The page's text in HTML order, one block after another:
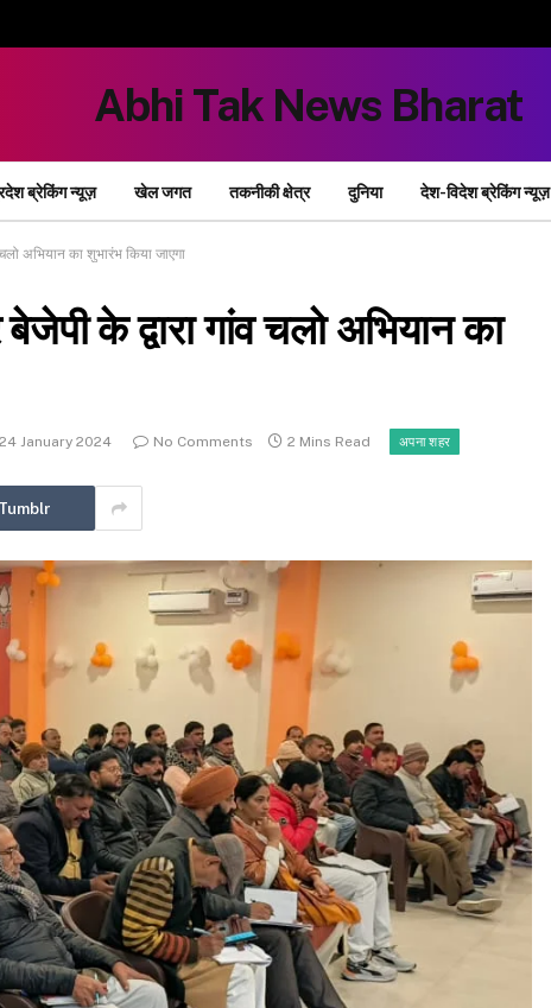
Abhi Tak News Bharat
ब्रेकिंग न्यूज़ खेल जगत तकनीकी क्षेत्र दुनिया देश-विदेश ब्रेकिंग न्यूज़
अभियान का शुभारंभ किया जाएगा
के द्वारा गांव चलो अभियान का
24 January 2024 No Comments 2 Mins Read अपना शहर
Tumblr